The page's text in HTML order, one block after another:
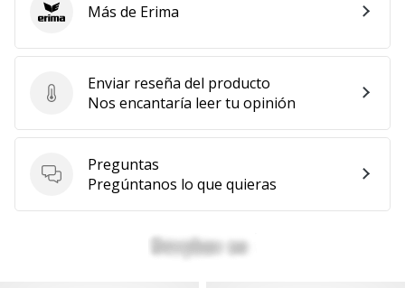
Enviar reseña del producto
Enviar reseña del producto
Nos encantaría leer tu opinión
Preguntas
Preguntas
Pregúntanos lo que quieras
ErimaMás de Erima